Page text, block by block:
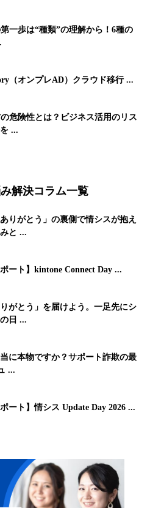
一歩は“種類”の理解から！6種の
（オンプレAD）クラウド移行 ...
危険性とは？ビジネス活用のリス
...
解決コラム一覧
ありがとう」の裏側で情シスが抱え
と ...
ポート】kintone Connect Day ...
がとう」を届けよう。一足先にシ
日 ...
に本物ですか？サポート詐欺の最
...
ート】情シス Update Day 2026 ...